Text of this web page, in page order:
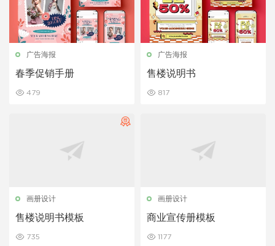
广告海报
春季促销手册
479
广告海报
售楼说明书
817
画册设计
售楼说明书模板
735
画册设计
商业宣传册模板
1177